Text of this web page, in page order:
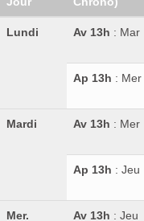
Lundi Av 13h : Mar
Ap 13h : Mer
Mardi Av 13h : Mer
Ap 13h : Jeu
Mer. Av 13h : Jeu